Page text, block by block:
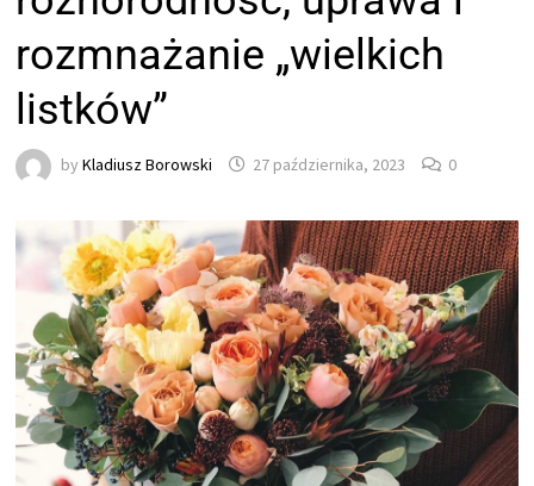
rozmnażanie „wielkich
listków”
byKladiusz Borowski 27 października, 2023 0